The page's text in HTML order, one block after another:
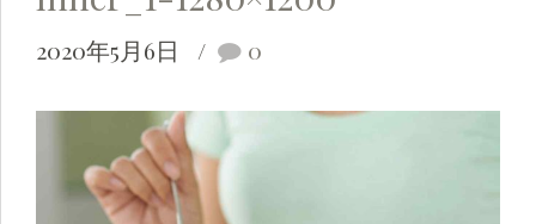
2020年5月6日 0